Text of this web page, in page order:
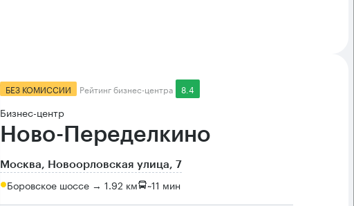
БЕЗ КОМИССИИ Рейтинг бизнес-центра 8.4
Бизнес-центр
Ново-Переделкино
Москва, Новоорловская улица, 7
Боровское шоссе → 1.92 км ~11 мин